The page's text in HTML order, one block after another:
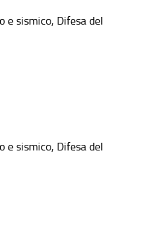
e sismico, Difesa del
e sismico, Difesa del